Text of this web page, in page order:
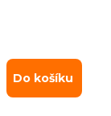
Do košíku